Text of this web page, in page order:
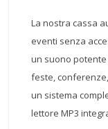
La nostra cassa
eventi senza
un suono
feste,
un sistema
lettore MP3